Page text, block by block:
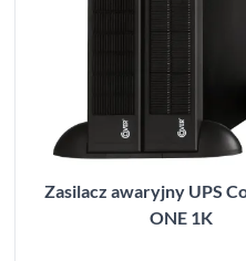
Zasilacz awaryjny UPS
ONE 1K